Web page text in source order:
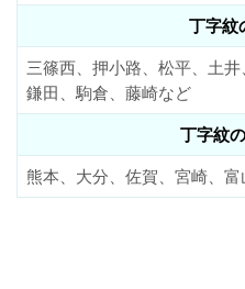
丁字紋
三篠西、押小路、松平、土井
鎌田、駒倉、藤崎など
丁字紋
熊本、大分、佐賀、宮崎、富